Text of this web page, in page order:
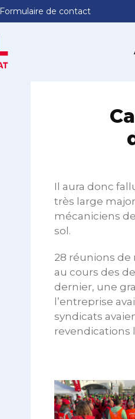
Formulaire de contact
Il aura donc
très large
mécaniciens
sol.
28 réunions de
au cours des
dernier, une
l’entreprise
syndicats
revendications